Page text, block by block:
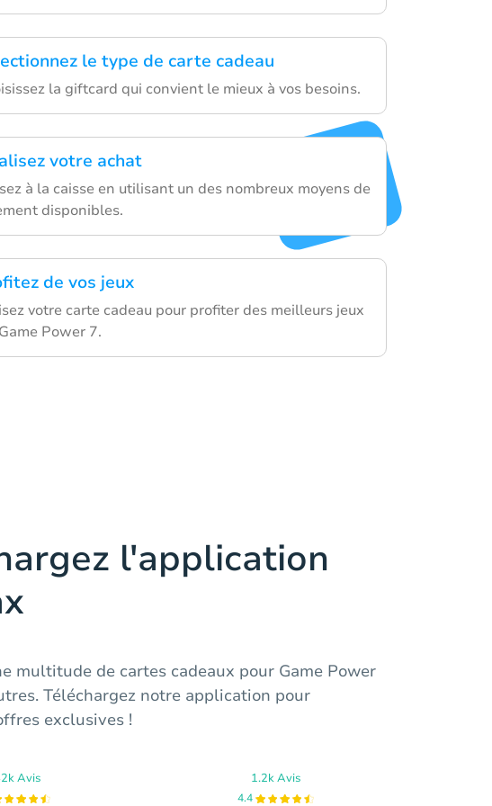
le type de carte cadeau
la giftcard qui convient le mieux à vos besoins.
votre achat
à la caisse en utilisant un des nombreux moyens de
disponibles.
de vos jeux
votre carte cadeau pour profiter des meilleurs jeux
Power 7.
l'application
multitude de cartes cadeaux pour Game Power
Téléchargez notre application pour
exclusives !
Avis 1.2k Avis
4.4